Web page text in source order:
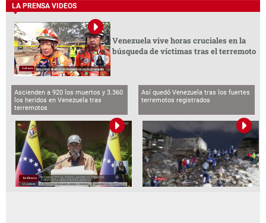
LA PRENSA VIDEOS
Venezuela vive horas cruciales en la
búsqueda de víctimas tras el terremoto
Ascienden a 920 los muertos y 3.360
los heridos en Venezuela tras
terremotos
Así quedó Venezuela tras los fuertes
terremotos registrados